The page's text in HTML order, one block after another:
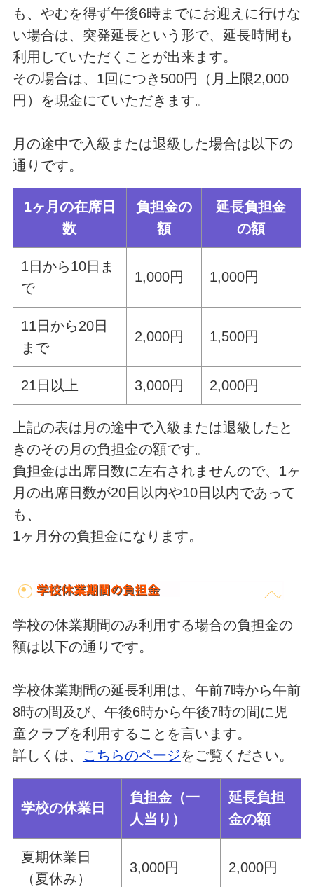
も、やむを得ず午後6時までにお迎えに行けな
い場合は、突発延長という形で、延長時間も
利用していただくことが出来ます。
その場合は、1回につき500円（月上限2,000
円）を現金にていただきます。
月の途中で入級または退級した場合は以下の
通りです。
1ヶ月の在席日
数
負担金の
額
延長負担金
の額
1日から10日ま
で
1,000円 1,000円
11日から20日
まで
2,000円 1,500円
21日以上 3,000円 2,000円
上記の表は月の途中で入級または退級したと
きのその月の負担金の額です。
負担金は出席日数に左右されませんので、1ヶ
月の出席日数が20日以内や10日以内であって
も、
1ヶ月分の負担金になります。
学校の休業期間のみ利用する場合の負担金の
額は以下の通りです。
学校休業期間の延長利用は、午前7時から午前
8時の間及び、午後6時から午後7時の間に児
童クラブを利用することを言います。
詳しくは、 こちらのページをご覧ください。
学校の休業日
負担金（一
人当り）
延長負担
金の額
夏期休業日
（夏休み）
3,000円 2,000円